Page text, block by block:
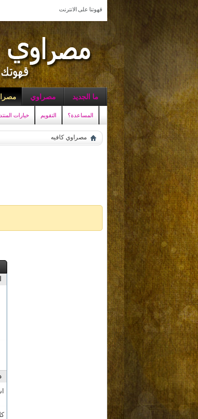
قهوتنا على الانترنت
ما الجديد مصراوي
المساعدة؟ التقويم خيارات
مصراوي كافيه